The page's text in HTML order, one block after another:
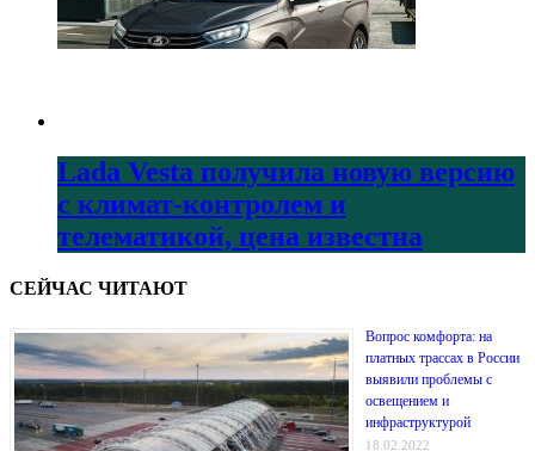
Lada Vesta получила новую версию
с климат-контролем и
телематикой, цена известна
СЕЙЧАС ЧИТАЮТ
Вопрос комфорта: на
платных трассах в России
выявили проблемы с
освещением и
инфраструктурой
18.02.2022